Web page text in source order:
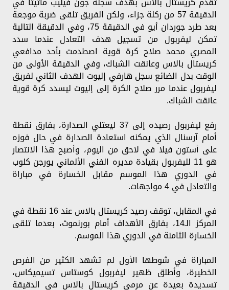
الدقيقة 57 من ركلة جزاء، ولكن الفريق تلقى ضربة موجعة
بعد طرد جوردان أيو في الدقيقة 75، وفي الدقيقة التالية
تمكن ليفربول من تسجيل هدف التعادل عندما سدد
المصري محمد صلاح كرة قوية اصطدمت بأحد مدافعي
كريستال بالاس وعانقت الشباك، وفي الدقيقة الأولى من
الوقت بدل الضائع سجل هارفي إليوت الهدف الثاني لفريق
ليفربول عندما مرر صلاح الكرة إلى إليوت ليسدد كرة قوية
عانقت الشباك.
رفع ليفربول رصيده إلى 37 ليعتلي الصدارة، بفارق نقطة
أمام آرسنال الذي يمكنه استعادة الصدارة في حال فوزه
على أستون فيلا في لاحق من اليوم، وأصبح هذا الانتصار
هو 11 لليفربول بقيادة مديره الفني الألماني يورجن كلوب
في الدوري هذا الموسم مقابل الخسارة في مباراة
والتعادل في 4 مواجهات.
في المقابل، توقف رصيد كريستال بالاس عند 16 نقطة في
المركز الـ14، بفارق الأهداف أمام بورنموث، بعدما تلقى
الخسارة الثامنة في الدوري هذا الموسم.
المباراة في شوطها الأول لم تشهد الكثير من الفرص
الخطيرة، وأطلق ظهير ليفربول كوستاس تسيميكاس،
تسديدة بعيدة عن مرمى كريستال بالاس في الدقيقة